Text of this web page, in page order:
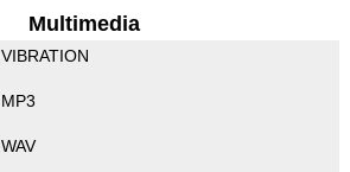
Multimedia
VIBRATION
MP3
WAV